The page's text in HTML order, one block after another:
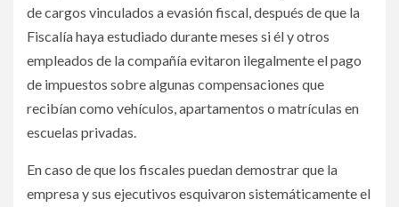
de cargos vinculados a evasión fiscal, después de que la
Fiscalía haya estudiado durante meses si él y otros
empleados de la compañía evitaron ilegalmente el pago
de impuestos sobre algunas compensaciones que
recibían como vehículos, apartamentos o matrículas en
escuelas privadas.
En caso de que los fiscales puedan demostrar que la
empresa y sus ejecutivos esquivaron sistemáticamente el